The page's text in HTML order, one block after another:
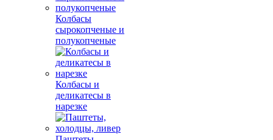
Колбасы
сырокопченые и
полукопченые
Колбасы и
деликатесы в
нарезке